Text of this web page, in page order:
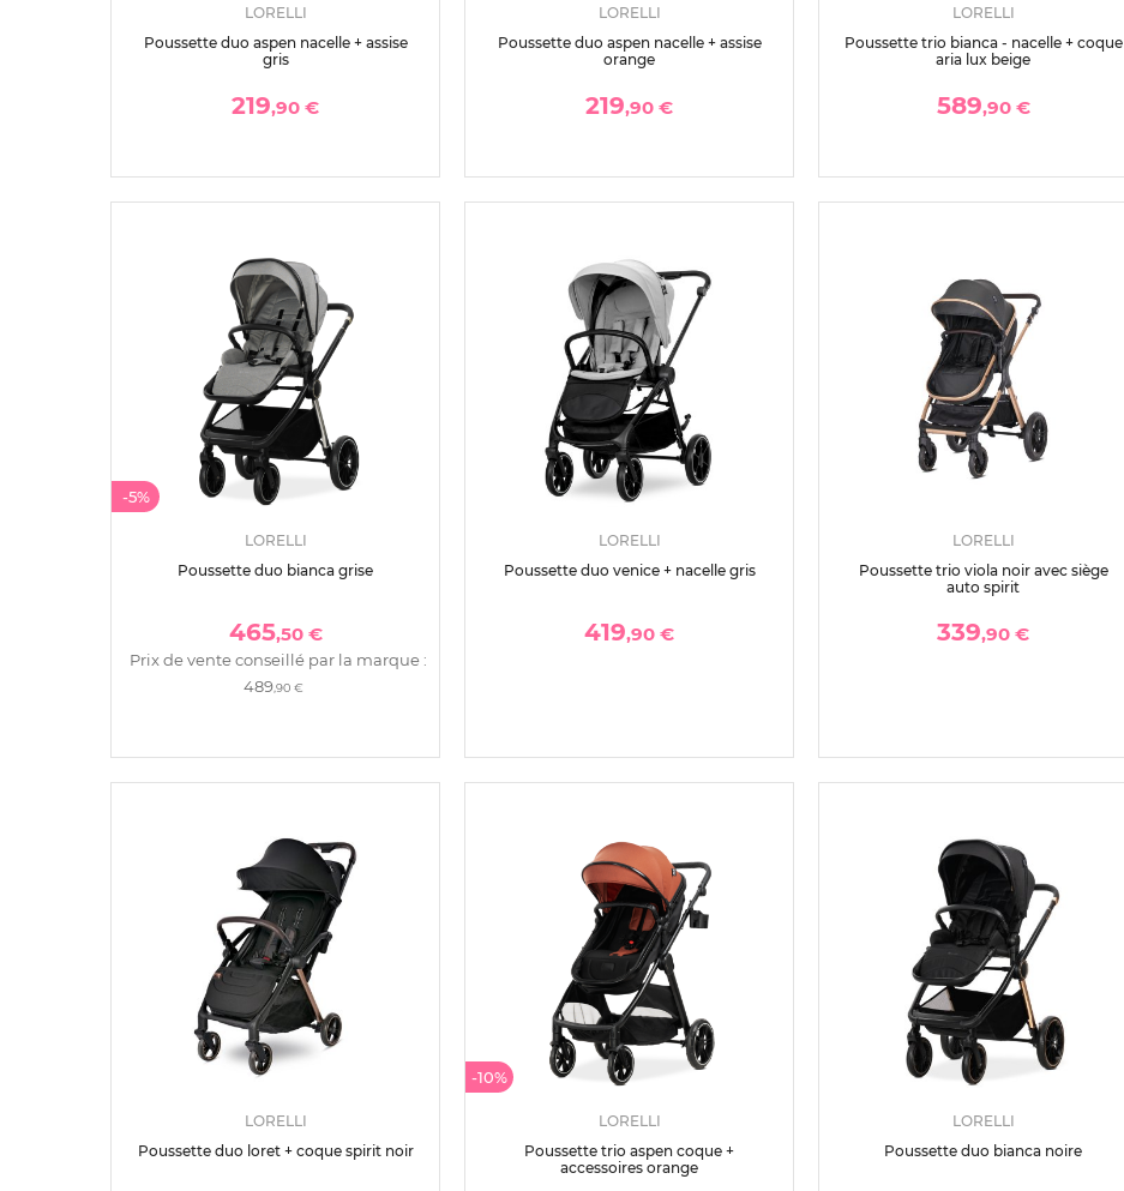
LORELLI
Poussette duo aspen nacelle + assise
gris
219,90 €
LORELLI
Poussette duo aspen nacelle + assise
orange
219,90 €
LORELLI
Poussette trio bianca - nacelle + coque
aria lux beige
589,90 €
-5%
LORELLI
Poussette duo bianca grise
465,50 €
Prix de vente conseillé par la marque :
489,90 €
LORELLI
Poussette duo venice + nacelle gris
419,90 €
LORELLI
Poussette trio viola noir avec siège
auto spirit
339,90 €
LORELLI
Poussette duo loret + coque spirit noir
-10%
LORELLI
Poussette trio aspen coque +
accessoires orange
LORELLI
Poussette duo bianca noire